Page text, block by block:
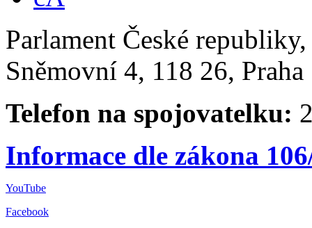
Parlament České
Sněmovní 4, 118 26,
Telefon na spojovatelku:
Informace dle zákona
YouTube
Facebook